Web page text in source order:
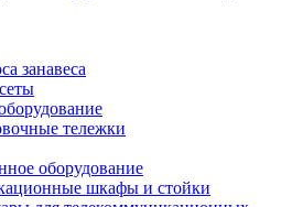
занавеса
тележки
оборудование
шкафы и стойки